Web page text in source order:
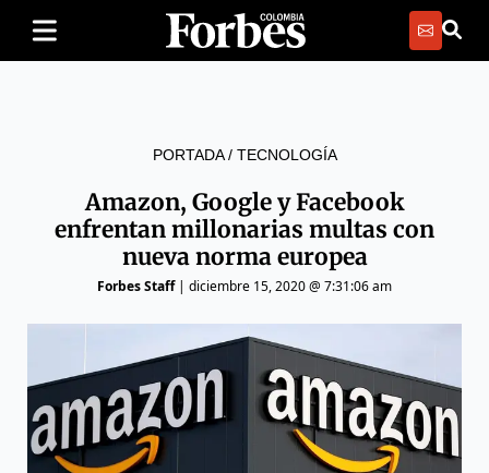
PORTADA/ TECNOLOGÍA
Amazon, Google y Facebook
enfrentan millonarias multas con
nueva norma europea
Forbes Staff| diciembre 15, 2020 @ 7:31:06 am